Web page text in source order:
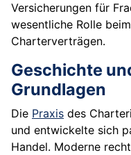
Versicherungen für
wesentliche Rolle
Charterverträgen.
Geschichte
Grundlagen
Die Praxis des
und entwickelte sich
Handel. Moderne